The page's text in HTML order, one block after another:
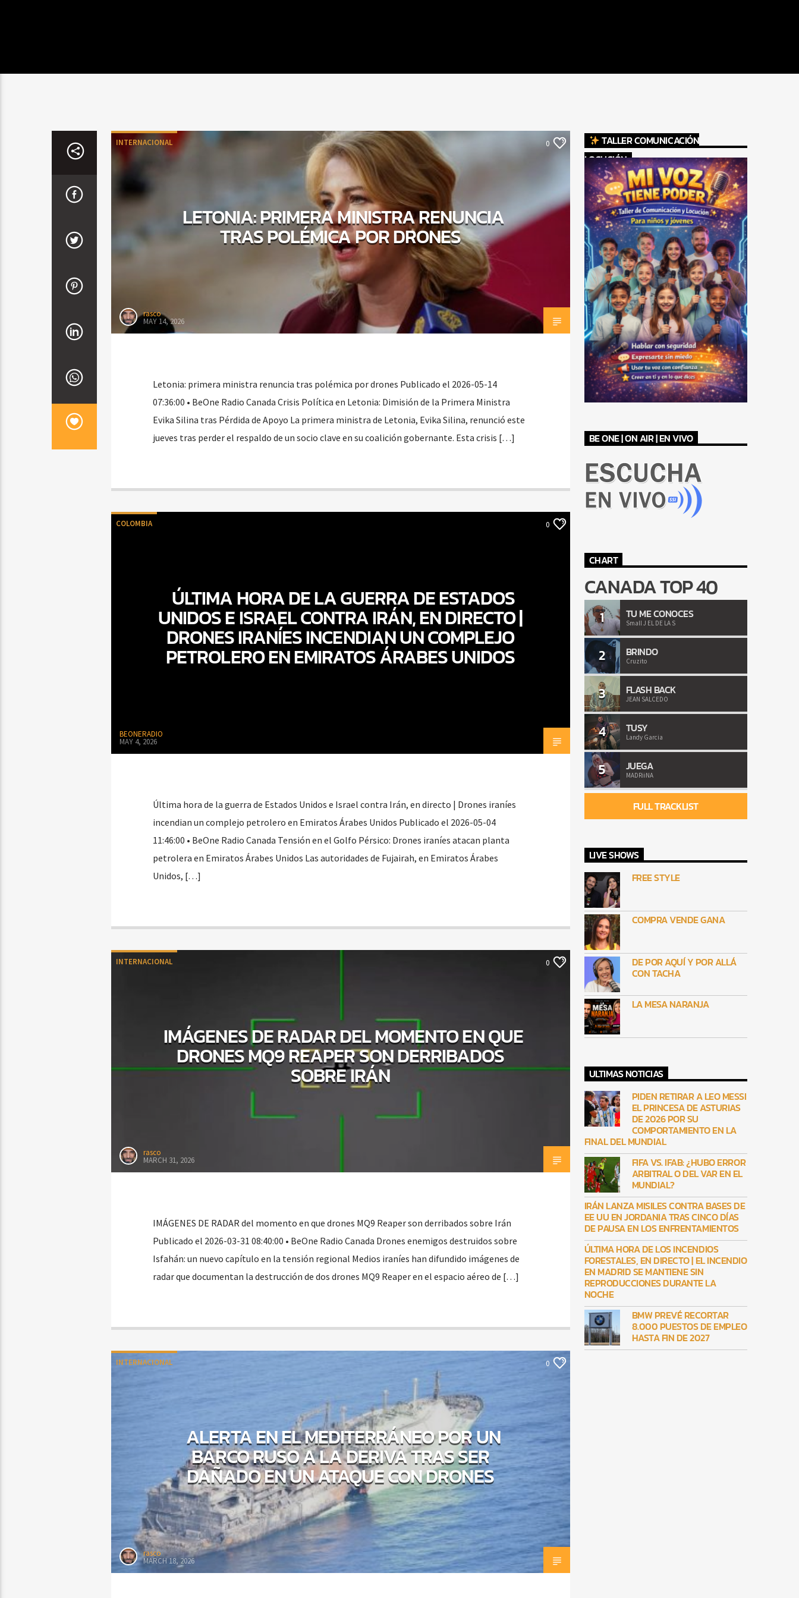
INTERNACIONAL 0
LETONIA: PRIMERA MINISTRA RENUNCIA
TRAS POLÉMICA POR DRONES
rasco
MAY 14, 2026
Letonia: primera ministra renuncia tras polémica por drones Publicado el 2026-05-14
07:36:00 • BeOne Radio Canada Crisis Política en Letonia: Dimisión de la Primera Ministra
Evika Silina tras Pérdida de Apoyo La primera ministra de Letonia, Evika Silina, renunció este
jueves tras perder el respaldo de un socio clave en su coalición gobernante. Esta crisis […]
COLOMBIA 0
ÚLTIMA HORA DE LA GUERRA DE ESTADOS
UNIDOS E ISRAEL CONTRA IRÁN, EN DIRECTO |
DRONES IRANÍES INCENDIAN UN COMPLEJO
PETROLERO EN EMIRATOS ÁRABES UNIDOS
BEONERADIO
MAY 4, 2026
Última hora de la guerra de Estados Unidos e Israel contra Irán, en directo | Drones iraníes
incendian un complejo petrolero en Emiratos Árabes Unidos Publicado el 2026-05-04
11:46:00 • BeOne Radio Canada Tensión en el Golfo Pérsico: Drones iraníes atacan planta
petrolera en Emiratos Árabes Unidos Las autoridades de Fujairah, en Emiratos Árabes
Unidos, […]
INTERNACIONAL 0
IMÁGENES DE RADAR DEL MOMENTO EN QUE
DRONES MQ9 REAPER SON DERRIBADOS
SOBRE IRÁN
rasco
MARCH 31, 2026
IMÁGENES DE RADAR del momento en que drones MQ9 Reaper son derribados sobre Irán
Publicado el 2026-03-31 08:40:00 • BeOne Radio Canada Drones enemigos destruidos sobre
Isfahán: un nuevo capítulo en la tensión regional Medios iraníes han difundido imágenes de
radar que documentan la destrucción de dos drones MQ9 Reaper en el espacio aéreo de […]
INTERNACIONAL 0
ALERTA EN EL MEDITERRÁNEO POR UN
BARCO RUSO A LA DERIVA TRAS SER
DAÑADO EN UN ATAQUE CON DRONES
rasco
MARCH 18, 2026
TALLER COMUNICACIÓN
LOCUCIÓN
BE ONE | ON AIR | EN VIVO
CHART
CANADA TOP 40
1 TU ME CONOCES
Small J EL DE LA S
2 BRINDO
Cruzito
3 FLASH BACK
JEAN SALCEDO
4 TUSY
Landy Garcia
5 JUEGA
MADRiiNA
FULL TRACKLIST
LIVE SHOWS
FREE STYLE
COMPRA VENDE GANA
DE POR AQUÍ Y POR ALLÁ
CON TACHA
LA MESA NARANJA
ULTIMAS NOTICIAS
PIDEN RETIRAR A LEO MESSI
EL PRINCESA DE ASTURIAS
DE 2026 POR SU
COMPORTAMIENTO EN LA
FINAL DEL MUNDIAL
FIFA VS. IFAB: ¿HUBO ERROR
ARBITRAL O DEL VAR EN EL
MUNDIAL?
IRÁN LANZA MISILES CONTRA BASES DE
EE UU EN JORDANIA TRAS CINCO DÍAS
DE PAUSA EN LOS ENFRENTAMIENTOS
ÚLTIMA HORA DE LOS INCENDIOS
FORESTALES, EN DIRECTO | EL INCENDIO
EN MADRID SE MANTIENE SIN
REPRODUCCIONES DURANTE LA
NOCHE
BMW PREVÉ RECORTAR
8.000 PUESTOS DE EMPLEO
HASTA FIN DE 2027